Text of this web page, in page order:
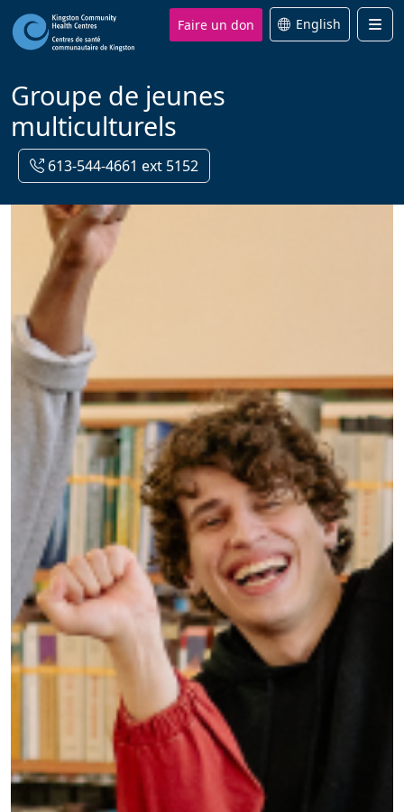
Faire un don English
Groupe de jeunes
multiculturels
613-544-4661 ext 5152